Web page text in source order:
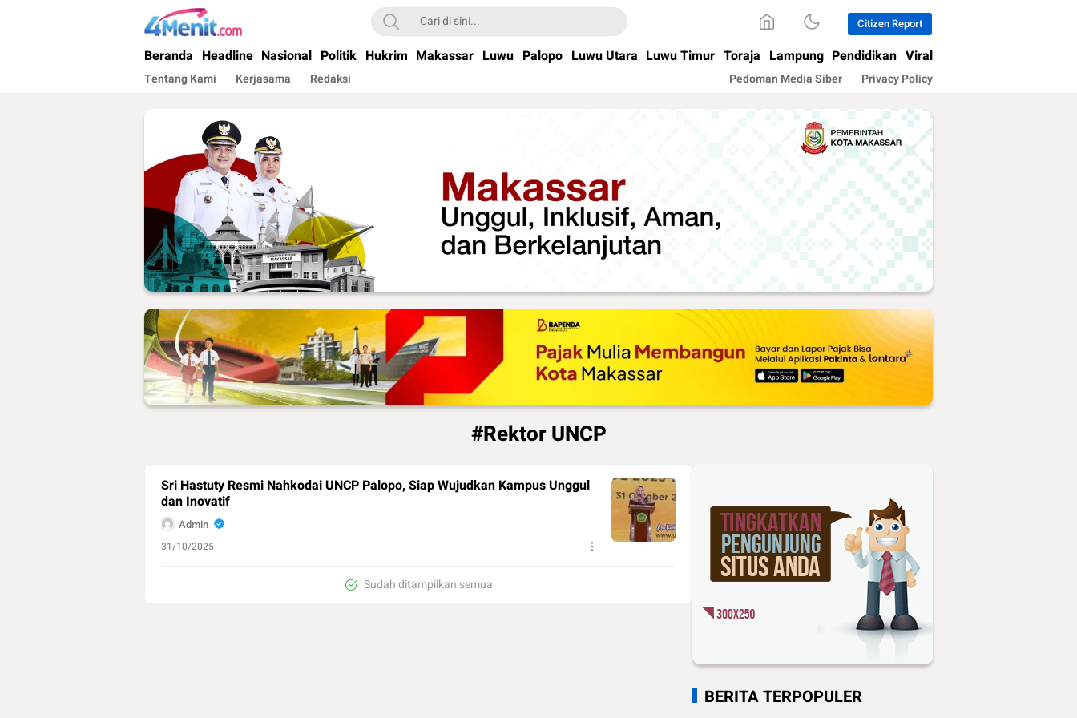
4menit.com
Mengungkap Kisah, Setiap Hari
Citizen Report
Beranda Headline Nasional Politik Hukrim Makassar Luwu Palopo Luwu Utara Luwu Timur Toraja Lampung Pendidikan Viral
Tentang Kami Kerjasama Redaksi Pedoman Media Siber Privacy Policy
#Rektor UNCP
Sri Hastuty Resmi Nahkodai UNCP Palopo, Siap Wujudkan Kampus Unggul
dan Inovatif
Admin
31/10/2025
Sudah ditampilkan semua
BERITA TERPOPULER